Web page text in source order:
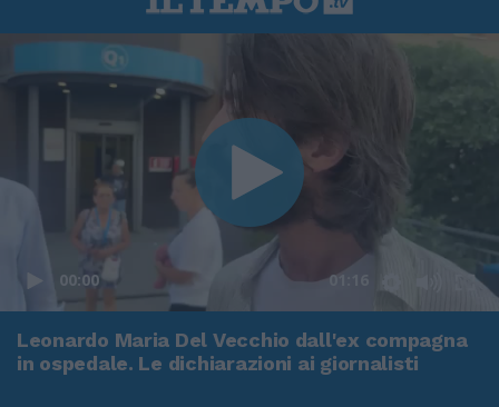
00:00 01:16
Leonardo Maria Del Vecchio dall'ex compagna
in ospedale. Le dichiarazioni ai giornalisti